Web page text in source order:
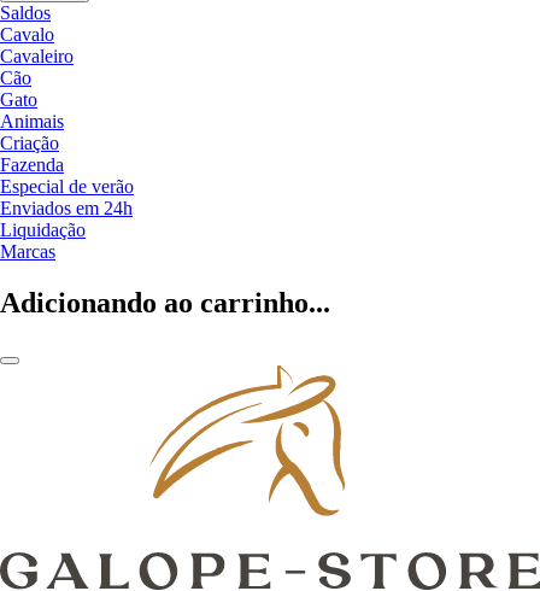
Saldos
Cavalo
Cavaleiro
Cão
Gato
Animais
Criação
Fazenda
Especial de verão
Enviados em 24h
Liquidação
Marcas
Adicionando ao carrinho...